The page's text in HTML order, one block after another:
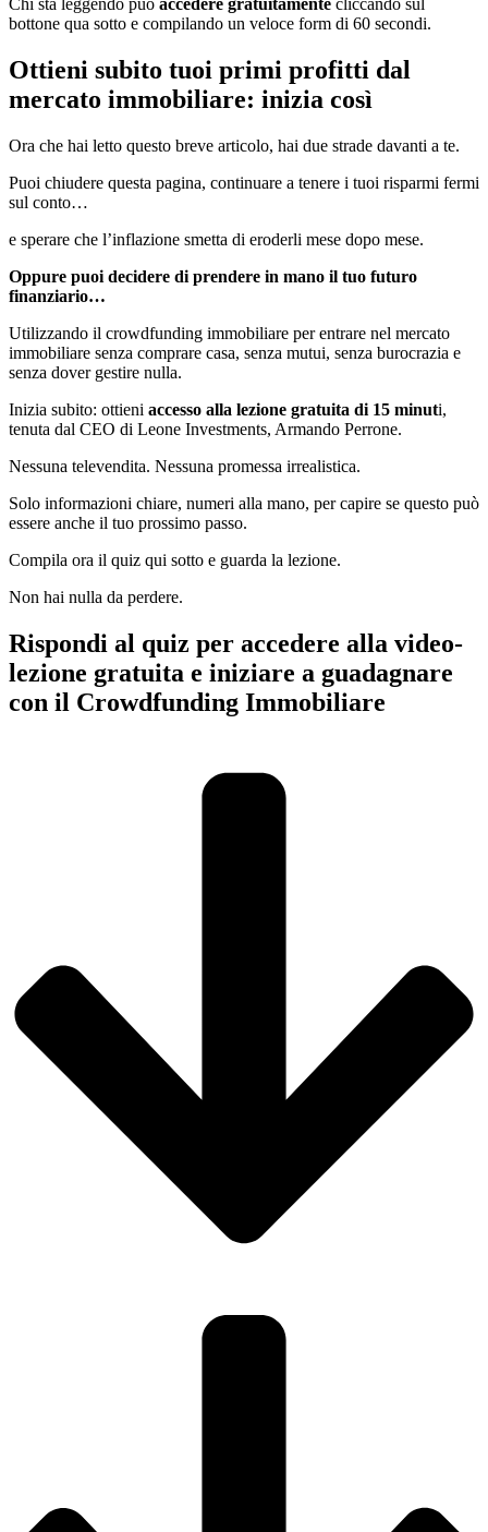
Chi sta leggendo può accedere gratuitamente cliccando sul
bottone qua sotto e compilando un veloce form di 60 secondi.
Ottieni subito tuoi primi profitti dal
mercato immobiliare: inizia così
Ora che hai letto questo breve articolo, hai due strade davanti a te.
Puoi chiudere questa pagina, continuare a tenere i tuoi risparmi fermi
sul conto…
e sperare che l’inflazione smetta di eroderli mese dopo mese.
Oppure puoi decidere di prendere in mano il tuo futuro
finanziario…
Utilizzando il crowdfunding immobiliare per entrare nel mercato
immobiliare senza comprare casa, senza mutui, senza burocrazia e
senza dover gestire nulla.
Inizia subito: ottieni accesso alla lezione gratuita di 15 minuti,
tenuta dal CEO di Leone Investments, Armando Perrone.
Nessuna televendita. Nessuna promessa irrealistica.
Solo informazioni chiare, numeri alla mano, per capire se questo può
essere anche il tuo prossimo passo.
Compila ora il quiz qui sotto e guarda la lezione.
Non hai nulla da perdere.
Rispondi al quiz per accedere alla video-
lezione gratuita e iniziare a guadagnare
con il Crowdfunding Immobiliare